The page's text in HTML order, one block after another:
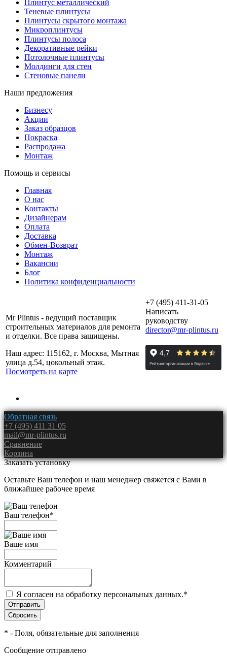
Плинтус металлический
Теневые плинтусы
Плинтусы скрытого монтажа
Микроплинтусы
Плинтусы полоса
Декоративные рейки
Потолочные плинтусы
Молдинги для стен
Стеновые панели
Наши предложения
Бизнесу
Акции
Заказ образцов
Покраска
Распродажа
Монтаж
Помощь и сервисы
Главная
О нас
Контакты
Дизайнерам
Оплата
Доставка
Обмен-Возврат
Монтаж
Вакансии
Блог
Политика конфиденциальности
Mr Plintus - ведущий поставщик
строительных материалов для ремонта
и отделки. Все права защищены.
Наш адрес: 115162, г. Москва, Мытная
улица д.54, цокольный этаж.
Посмотреть на карте
+7 (495) 411-31-05
Написать
руководству
director@mr-plintus.ru
Обратная связь
+7 (495) 411 31 05
mail@mr-plintus.ru
Сравнение
Корзина
Заказать установку
Оставьте Ваш телефон и наш менеджер свяжется с Вами в
ближайшее рабочее время
Ваш телефон*
Ваше имя
Комментарий
Я согласен на обработку персональных данных.*
* - Поля, обязательные для заполнения
Сообщение отправлено